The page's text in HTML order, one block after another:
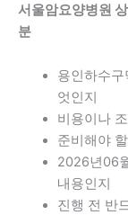
서울암요양병원
분
용인하수
엇인지
비용이나
준비해야
2026년06
내용인지
진행 전 반